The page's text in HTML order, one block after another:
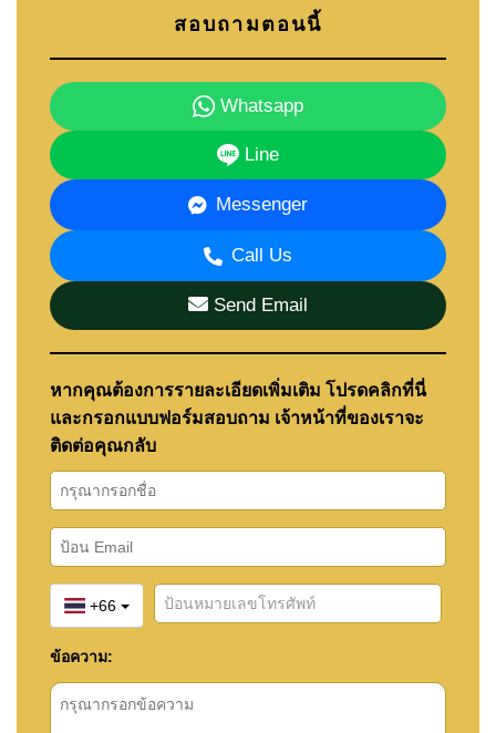
สอบถามตอนนี้
Whatsapp
Line
Messenger
Call Us
Send Email
หากคุณต้องการรายละเอียดเพิ่มเติม โปรดคลิกที่นี่
และกรอกแบบฟอร์มสอบถาม เจ้าหน้าที่ของเราจะ
ติดต่อคุณกลับ
+66
ข้อความ: